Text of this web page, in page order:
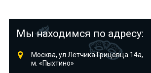
Мы находимся по адресу:
Москва, ул.Лётчика Грицевца 14а,
м. «Пыхтино»